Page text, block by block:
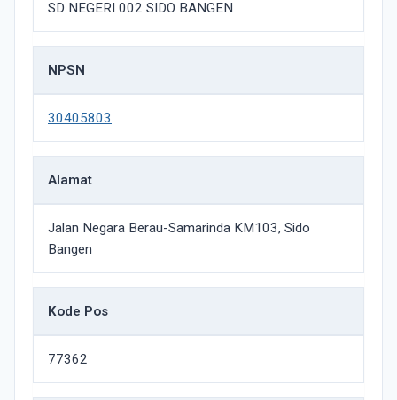
SD NEGERI 002 SIDO BANGEN
NPSN
30405803
Alamat
Jalan Negara Berau-Samarinda KM103, Sido
Bangen
Kode Pos
77362